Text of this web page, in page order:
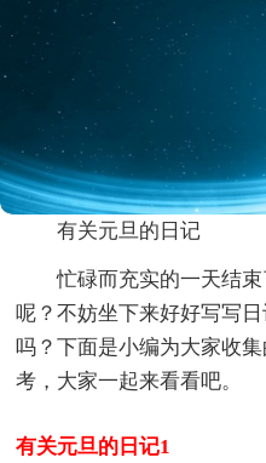
有关元旦的日记
忙碌而充实的一天结
呢？不妨坐下来好好写写
吗？下面是小编为大家收
考，大家一起来看看吧。
有关元旦的日记1